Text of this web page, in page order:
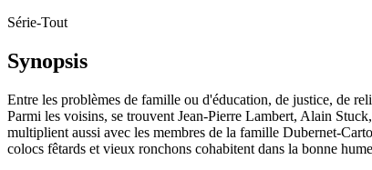
Série-Tout
Synopsis
Entre les problèmes de famille ou d'éducation, de justice, de
Parmi les voisins, se trouvent Jean-Pierre Lambert, Alain
multiplient aussi avec les membres de la famille Dubernet-
colocs fêtards et vieux ronchons cohabitent dans la bonne